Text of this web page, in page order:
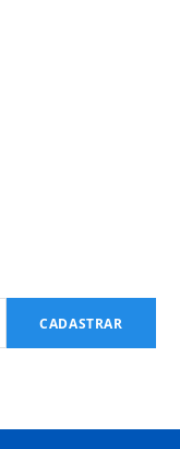
CADASTRAR